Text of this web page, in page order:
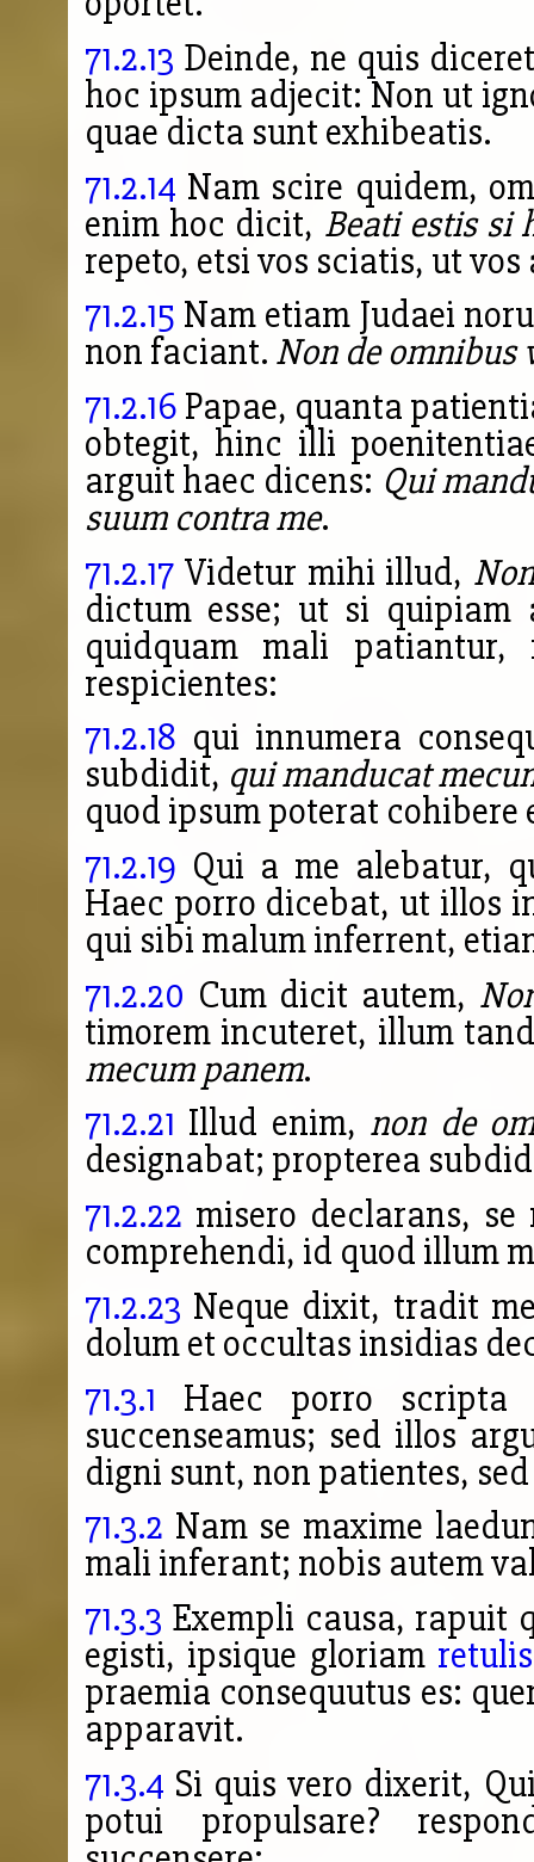
71.2.13 Deinde, ne quis
hoc ipsum adjecit: Non ut
quae dicta sunt exhibeatis.
71.2.14 Nam scire quidem,
enim hoc dicit, Beati estis si
repeto, etsi vos sciatis, ut
71.2.15 Nam etiam Judaei
non faciant. Non de omnibus
71.2.16 Papae, quanta
obtegit, hinc illi
arguit haec dicens: Qui
suum contra me.
71.2.17Videtur mihi illud,
dictum esse; ut si quipiam
quidquam mali patiantur,
respicientes:
71.2.18 qui innumera
subdidit, qui manducat
quod ipsum poterat
71.2.19 Qui a me alebatur,
Haec porro dicebat, ut illos
qui sibi malum inferrent,
71.2.20 Cum dicit autem,
timorem incuteret, illum
mecum panem.
71.2.21 Illud enim, non de
designabat; propterea
71.2.22 misero declarans,
comprehendi, id quod illum
71.2.23 Neque dixit, tradit
dolum et occultas insidias
71.3.1 Haec porro scripta
succenseamus; sed illos
digni sunt, non patientes,
71.3.2 Nam se maxime
mali inferant; nobis autem
71.3.3 Exempli causa, rapuit
egisti, ipsique gloriam
praemia consequutus es:
apparavit.
71.3.4 Si quis vero dixerit,
potui propulsare?